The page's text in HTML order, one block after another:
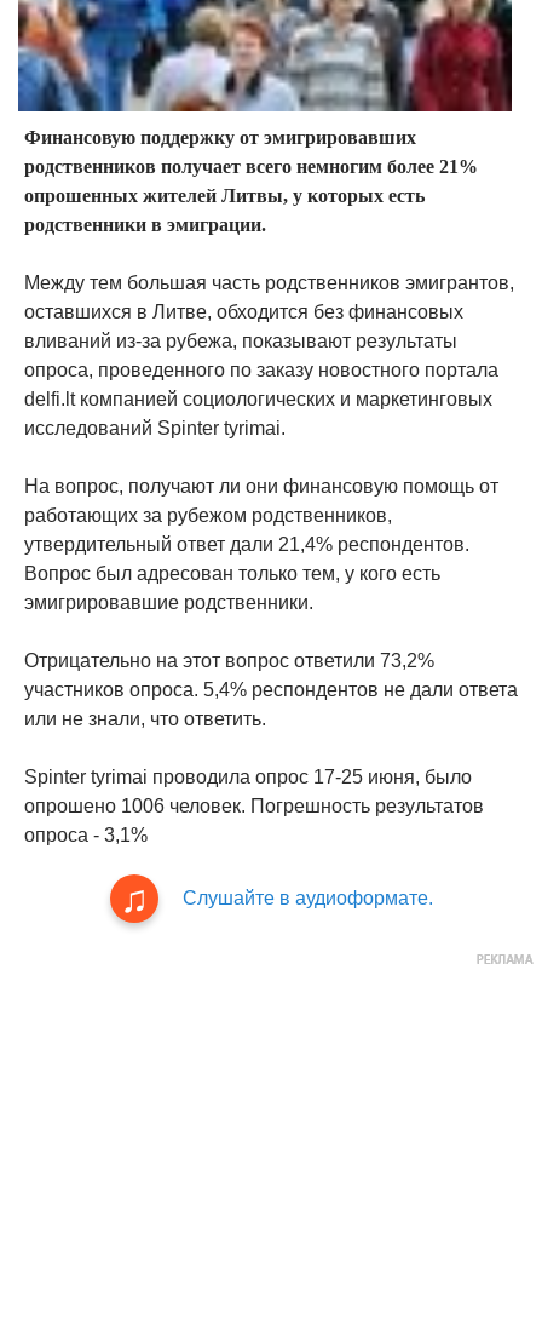
Финансовую поддержку от эмигрировавших
родственников получает всего немногим более 21%
опрошенных жителей Литвы, у которых есть
родственники в эмиграции.
Между тем большая часть родственников эмигрантов,
оставшихся в Литве, обходится без финансовых
вливаний из-за рубежа, показывают результаты
опроса, проведенного по заказу новостного портала
delfi.lt компанией социологических и маркетинговых
исследований Spinter tyrimai.
На вопрос, получают ли они финансовую помощь от
работающих за рубежом родственников,
утвердительный ответ дали 21,4% респондентов.
Вопрос был адресован только тем, у кого есть
эмигрировавшие родственники.
Отрицательно на этот вопрос ответили 73,2%
участников опроса. 5,4% респондентов не дали ответа
или не знали, что ответить.
Spinter tyrimai проводила опрос 17-25 июня, было
опрошено 1006 человек. Погрешность результатов
опроса - 3,1%
Слушайте в аудиоформате.